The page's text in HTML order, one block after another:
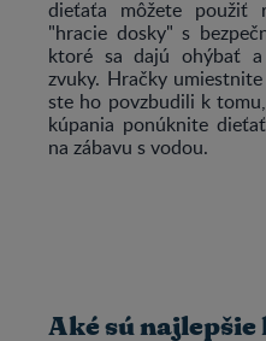
dieťaťa môžete použiť
"hracie dosky" s
ktoré sa dajú ohýbať
zvuky. Hračky
ste ho povzbudili k
kúpania ponúknite
na zábavu s vodou.
Aké sú